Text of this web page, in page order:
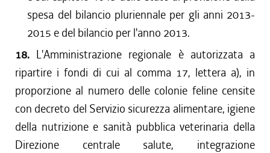
spesa del bilancio pluriennale per gli anni 2013-
2015 e del bilancio per l'anno 2013.
18. L'Amministrazione regionale è autorizzata a
ripartire i fondi di cui al comma 17, lettera a), in
proporzione al numero delle colonie feline censite
con decreto del Servizio sicurezza alimentare, igiene
della nutrizione e sanità pubblica veterinaria della
Direzione centrale salute, integrazione